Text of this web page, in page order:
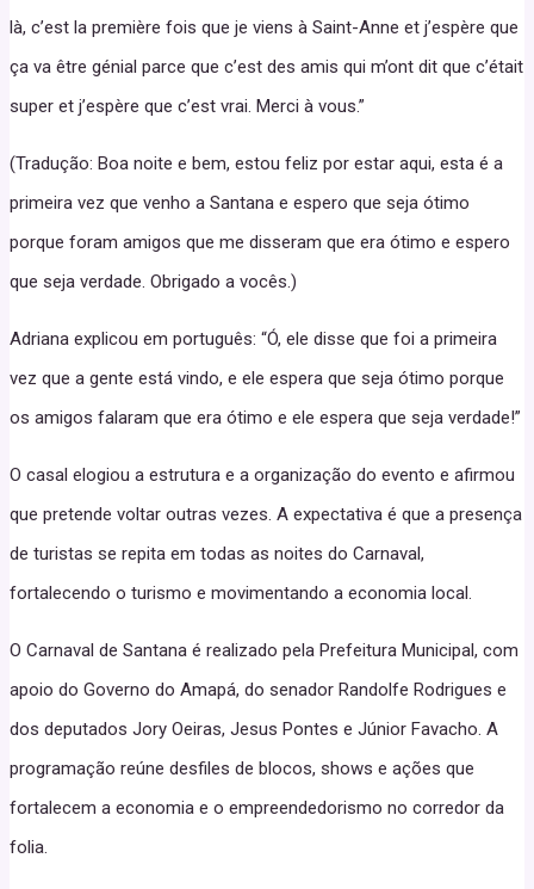
là, c’est la première fois que je viens à Saint-Anne et j’espère que
ça va être génial parce que c’est des amis qui m’ont dit que c’était
super et j’espère que c’est vrai. Merci à vous.”
(Tradução: Boa noite e bem, estou feliz por estar aqui, esta é a
primeira vez que venho a Santana e espero que seja ótimo
porque foram amigos que me disseram que era ótimo e espero
que seja verdade. Obrigado a vocês.)
Adriana explicou em português: “Ó, ele disse que foi a primeira
vez que a gente está vindo, e ele espera que seja ótimo porque
os amigos falaram que era ótimo e ele espera que seja verdade!”
O casal elogiou a estrutura e a organização do evento e afirmou
que pretende voltar outras vezes. A expectativa é que a presença
de turistas se repita em todas as noites do Carnaval,
fortalecendo o turismo e movimentando a economia local.
O Carnaval de Santana é realizado pela Prefeitura Municipal, com
apoio do Governo do Amapá, do senador Randolfe Rodrigues e
dos deputados Jory Oeiras, Jesus Pontes e Júnior Favacho. A
programação reúne desfiles de blocos, shows e ações que
fortalecem a economia e o empreendedorismo no corredor da
folia.